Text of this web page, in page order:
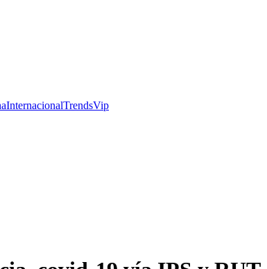
InternacionalTrendsVip